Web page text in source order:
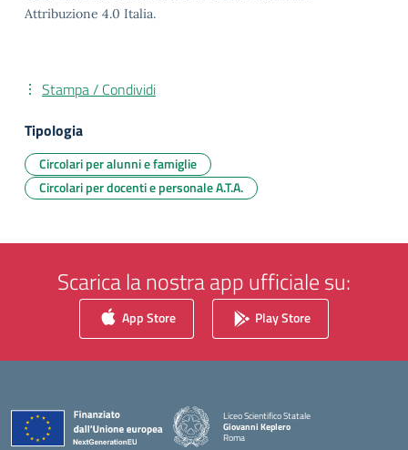
Attribuzione 4.0 Italia.
Stampa / Condividi
Tipologia
Circolari per alunni e famiglie
Circolari per docenti e personale A.T.A.
Scarica la nostra app ufficiale su:
App Store Play Store
Liceo Scientifico Statale
Giovanni Keplero
Roma